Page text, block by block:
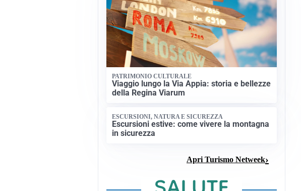
PATRIMONIO CULTURALE
Viaggio lungo la Via Appia: storia e bellezze
della Regina Viarum
ESCURSIONI, NATURA E SICUREZZA
Escursioni estive: come vivere la montagna
in sicurezza
Apri Turismo Netweek